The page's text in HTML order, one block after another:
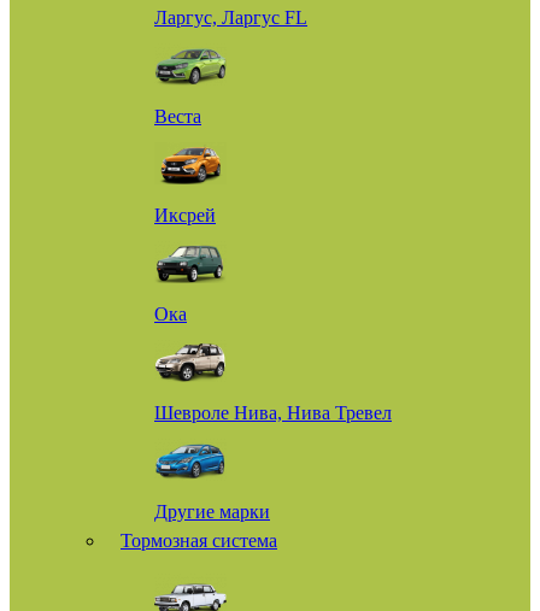
Ларгус, Ларгус FL
Веста
Иксрей
Ока
Шевроле Нива, Нива Тревел
Другие марки
Тормозная система